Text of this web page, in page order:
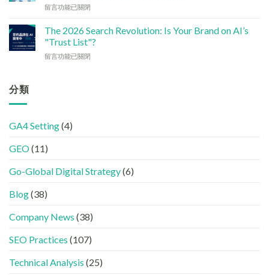
5
用
策
何
網
站
GEO
整
HTML
定
南〉
如
加
強
(AISEO)
的
IG、
LinkedIn
容
中
在
何
業
案
出
一
看
懂
AISEO
AEO
實
留言功能已關閉
The 2026 Search Revolution: Is Your Brand on AI’s
"Trust List"?
在
已
進
代
品
如
進
留言功能已關閉
分類
GA4 Setting(4)
GEO(11)
Go-Global Digital Strategy(6)
Blog(38)
Company News (38)
SEO Practices (107)
Technical Analysis (25)